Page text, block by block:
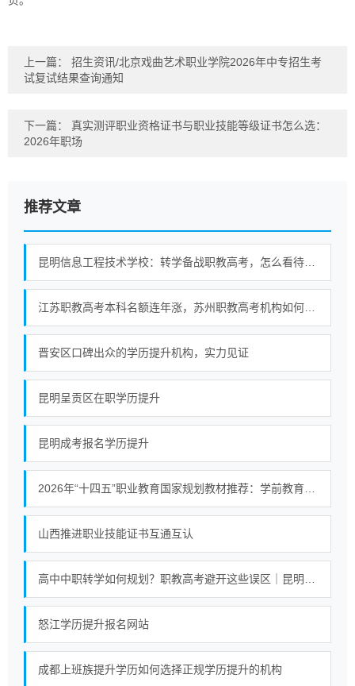
上一篇： 招生资讯/北京戏曲艺术职业学院2026年中专招生考
试复试结果查询通知
下一篇： 真实测评职业资格证书与职业技能等级证书怎么选：
2026年职场
推荐文章
晋安区口碑出众的学历提升机构，实力见证
昆明呈贡区在职学历提升
昆明成考报名学历提升
山西推进职业技能证书互通互认
怒江学历提升报名网站
成都上班族提升学历如何选择正规学历提升的机构